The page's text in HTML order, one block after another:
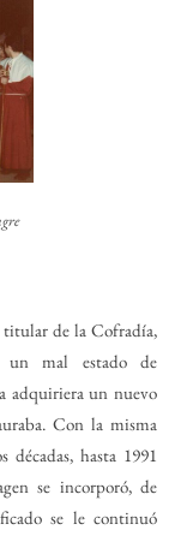
titular de la Cofradía,
un mal estado de
adquiriera un nuevo
Con la misma
hasta 1991
se incorporó, de
se le continuó